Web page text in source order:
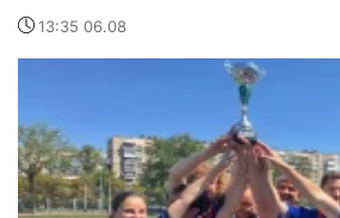
13:35 06.08